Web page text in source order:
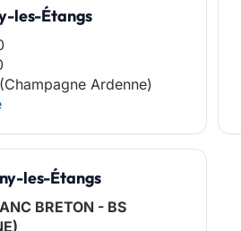
les-Étangs
Ardenne)
les-Étangs
BRETON - BS